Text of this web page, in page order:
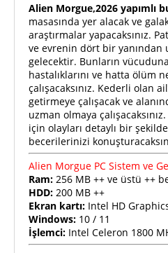
Alien Morgue,2026 yapımlı
masasında yer alacak ve
araştırmalar yapacaksınız.
ve evrenin dört bir yanından
gelecektir. Bunların
hastalıklarını ve hatta ölüm
çalışacaksınız. Kederli olan
getirmeye çalışacak ve
uzman olmaya
için olayları detaylı bir
becerilerinizi
Alien Morgue PC Sistem ve
Ram: 256 MB ++ ve üstü ++
HDD: 200 MB ++
Ekran kartı: Intel HD
Windows: 10 / 11
İşlemci: Intel Celeron 1800